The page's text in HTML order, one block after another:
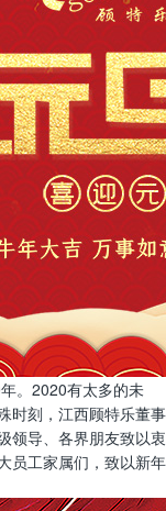
。2020有太多的未
时刻，江西顾特乐董事
领导、各界朋友致以衷
员工家属们，致以新年